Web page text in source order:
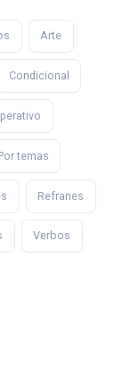
Arte
Condicional
temas
Refranes
Verbos